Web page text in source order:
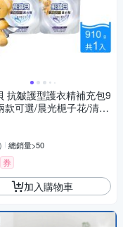
抗皺護型護衣精補充包9
款可選/晨光梔子花/清新
) 總銷量>50
券
加入購物車